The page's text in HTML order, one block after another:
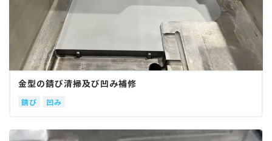
金型の錆び清掃及び凹み補修
錆び 凹み